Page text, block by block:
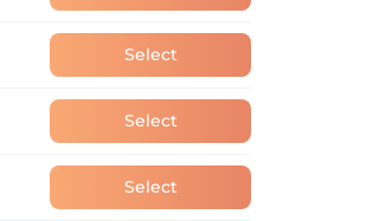
Select
Select
Select